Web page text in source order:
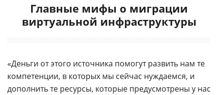
Главные мифы о миграции
виртуальной инфраструктуры
«Деньги от этого источника помогут развить нам те
компетенции, в которых мы сейчас нуждаемся, и
дополнить те ресурсы, которые предусмотрены у нас